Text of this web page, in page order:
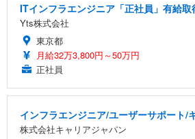
ITインフラエンジニア「正社員」有給
Yts株式会社
東京都
月給32万3,800円～50万円
正社員
インフラエンジニア/ユーザーサポート/
株式会社キャリアジャパン